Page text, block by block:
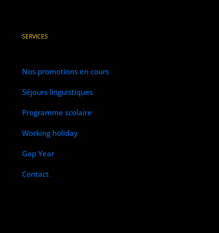
SERVICES
Nos promotions en cours
Séjours linguistiques
Programme scolaire
Working holiday
Gap Year
Contact